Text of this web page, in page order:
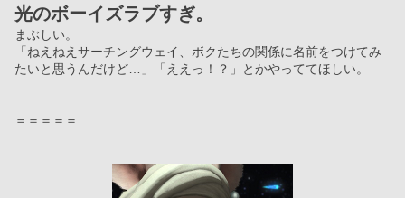
光のボーイズラブすぎ。
まぶしい。
「ねえねえサーチングウェイ、ボクたちの関係に名前をつけてみ
たいと思うんだけど…」「ええっ！？」とかやっててほしい。
＝＝＝＝＝